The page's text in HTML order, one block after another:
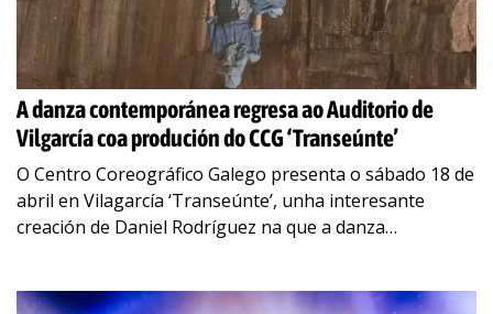
A danza contemporánea regresa ao Auditorio de
Vilgarcía coa produción do CCG ‘Transeúnte’
O Centro Coreográfico Galego presenta o sábado 18 de
abril en Vilagarcía ‘Transeúnte’, unha interesante
creación de Daniel Rodríguez na que a danza